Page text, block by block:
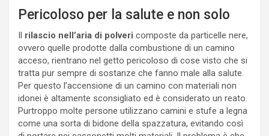
Pericoloso per la salute e non solo
Il rilascio nell’aria di polveri composte da particelle nere,
ovvero quelle prodotte dalla combustione di un camino
acceso, rientrano nel getto pericoloso di cose visto che si
tratta pur sempre di sostanze che fanno male alla salute.
Per questo l’accensione di un camino con materiali non
idonei è altamente sconsigliato ed è considerato un reato.
Purtroppo molte persone utilizzano camini e stufe a legna
come una sorta di bidone della spazzatura, evitando così